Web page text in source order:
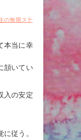
の無限ステ
本当に幸
頷いてい
入の安定
従う。